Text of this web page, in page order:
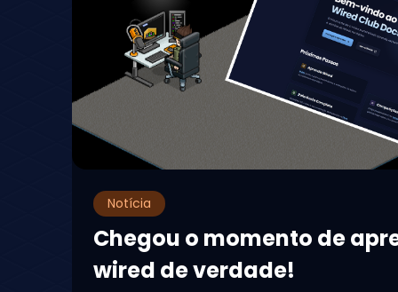
Notícia
Chegou o momento de
wired de verdade!